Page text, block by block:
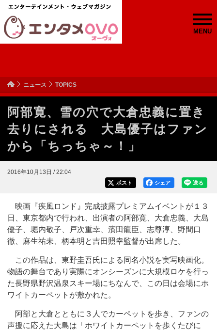
MENU
ニュース TOPICS
阿部寛、雪の穴で大倉忠義に置き
去りにされる 大島優子はファン
から「ちっちゃ～！」
2016年10月13日 / 22:04
送る
シェア
ポスト
映画『疾風ロンド』完成披露プレミアムイベントが１３
日、東京都内で行われ、出演者の阿部寛、大倉忠義、大島
優子、堀内敬子、戸次重幸、濱田龍臣、志尊淳、野間口
徹、麻生祐未、柄本明と吉田照幸監督が出席した。
この作品は、東野圭吾氏による同名小説を実写映画化。
物語の舞台であり実際にオンシーズンに大規模ロケを行っ
た長野県野沢温泉スキー場にちなんで、この日は会場にホ
ワイトカーペットが敷かれた。
阿部と大倉とともに３人でカーペットを歩き、ファンの
声援に応えた大島は「ホワイトカーペットを歩くたびに